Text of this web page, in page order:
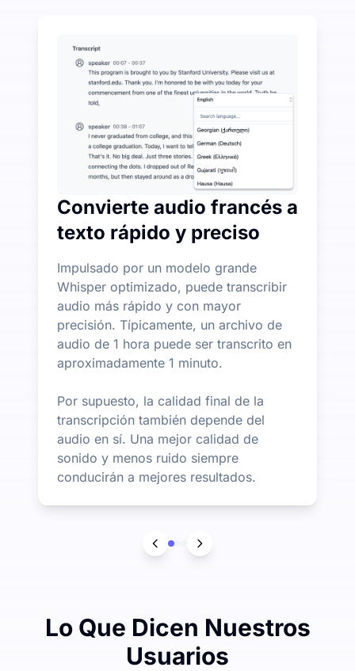
UniScribe ofrece 120 minutos de transcripción
Más funciones de IA disponibles más allá de Audio-
Generar automáticamente resúmenes, mapas
Convierte audio francés a
texto rápido y preciso
Impulsado por un modelo grande
Whisper optimizado, puede transcribir
audio más rápido y con mayor
precisión. Típicamente, un archivo de
audio de 1 hora puede ser transcrito en
aproximadamente 1 minuto.
Por supuesto, la calidad final de la
transcripción también depende del
audio en sí. Una mejor calidad de
sonido y menos ruido siempre
conducirán a mejores resultados.
Lo Que Dicen Nuestros
Usuarios